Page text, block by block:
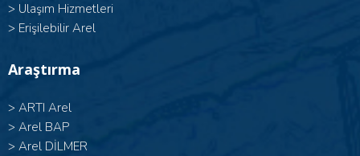
> Ulaşım Hizmetleri
> Erişilebilir Arel
Araştırma
> ARTI Arel
> Arel BAP
> Arel DİLMER